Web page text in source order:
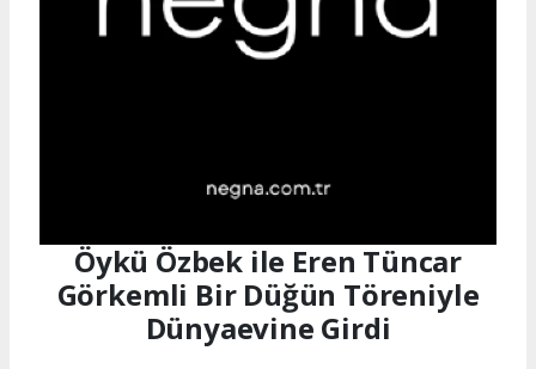
Öykü Özbek ile Eren Tüncar
Görkemli Bir Düğün Töreniyle
Dünyaevine Girdi